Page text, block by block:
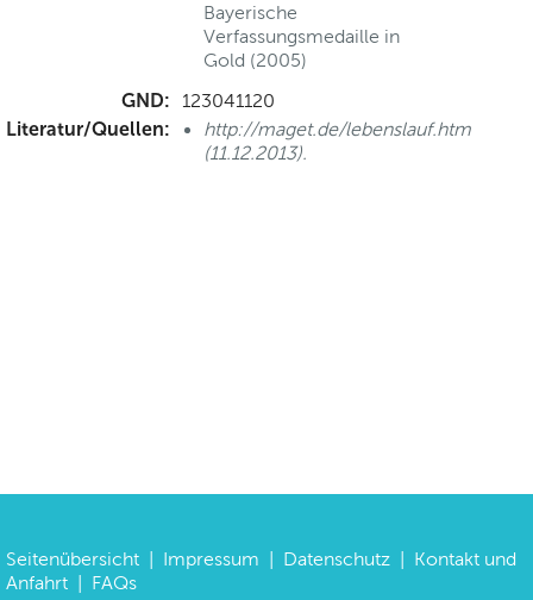
Bayerische
Verfassungsmedaille in
Gold (2005)
GND: 123041120
Literatur/Quellen:
http://maget.de/lebenslauf.htm
(11.12.2013).
Seitenübersicht Impressum Datenschutz
Kontakt und
Anfahrt
FAQs